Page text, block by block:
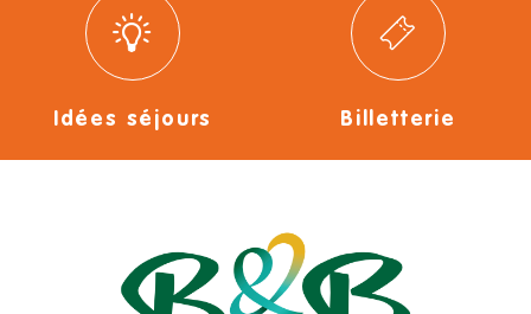
Idées séjours Billetterie